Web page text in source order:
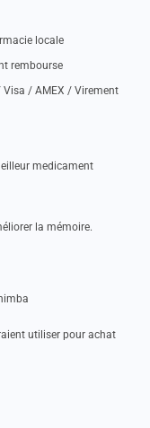
locale
rembourse
Visa / AMEX / Virement
medicament
la mémoire.
utiliser pour achat